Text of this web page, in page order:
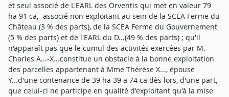
et seul associé de L'EARL des Orventis qui met en valeur 79
ha 91 ca,- associé non exploitant au sein de la SCEA Ferme du
Château (3 % des parts), de la SCEA Ferme du Gouvernement
(5 % des parts) et de l'EARL du D...(49 % des parts) ; qu'il
n'apparaît pas que le cumul des activités exercées par M.
Charles A...-X...constitue un obstacle à la bonne exploitation
des parcelles appartenant à Mme Thérèse X..., épouse
Y...d'une contenance de 39 ha 39 a 74 ca dès lors, d'une part,
que celui-ci ne participe en qualité d'exploitant qu'à la mise